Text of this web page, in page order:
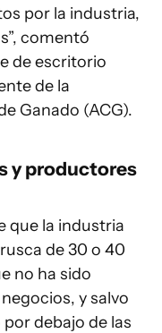
por la industria,
comentó
de escritorio
de la
Ganado (ACG).
y productores
que la industria
de 30 o 40
no ha sido
y salvo
debajo de las